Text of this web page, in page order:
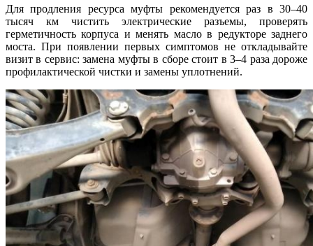
Для продления ресурса муфты рекомендуется раз в 30–40
тысяч км чистить электрические разъемы, проверять
герметичность корпуса и менять масло в редукторе заднего
моста. При появлении первых симптомов не откладывайте
визит в сервис: замена муфты в сборе стоит в 3–4 раза дороже
профилактической чистки и замены уплотнений.